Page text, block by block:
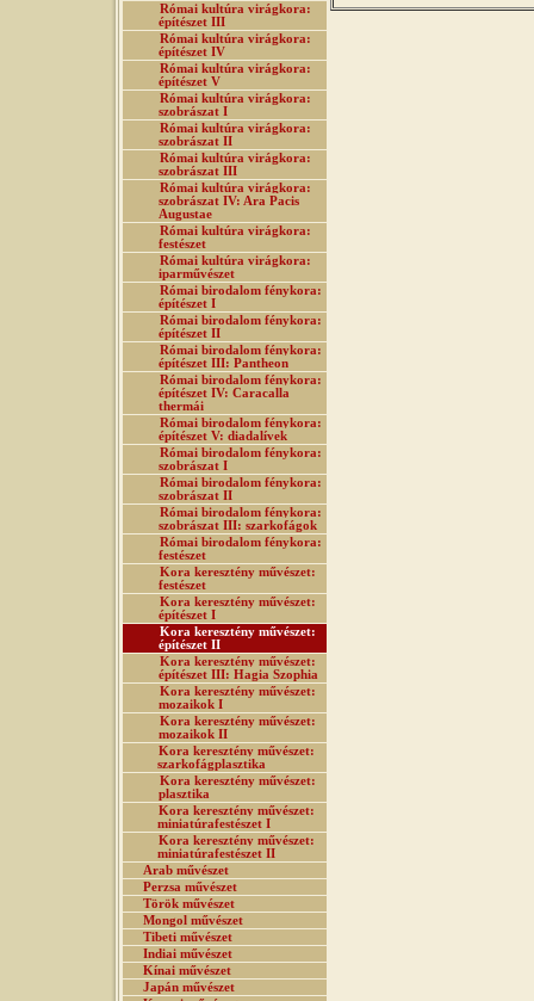
Római kultúra virágkora:
építészet III
Római kultúra virágkora:
építészet IV
Római kultúra virágkora:
építészet V
Római kultúra virágkora:
szobrászat I
Római kultúra virágkora:
szobrászat II
Római kultúra virágkora:
szobrászat III
Római kultúra virágkora:
szobrászat IV: Ara Pacis
Augustae
Római kultúra virágkora:
festészet
Római kultúra virágkora:
iparművészet
Római birodalom fénykora:
építészet I
Római birodalom fénykora:
építészet II
Római birodalom fénykora:
építészet III: Pantheon
Római birodalom fénykora:
építészet IV: Caracalla
thermái
Római birodalom fénykora:
építészet V: diadalívek
Római birodalom fénykora:
szobrászat I
Római birodalom fénykora:
szobrászat II
Római birodalom fénykora:
szobrászat III: szarkofágok
Római birodalom fénykora:
festészet
Kora keresztény művészet:
festészet
Kora keresztény művészet:
építészet I
Kora keresztény művészet:
építészet II
Kora keresztény művészet:
építészet III: Hagia Szophia
Kora keresztény művészet:
mozaikok I
Kora keresztény művészet:
mozaikok II
Kora keresztény művészet:
szarkofágplasztika
Kora keresztény művészet:
plasztika
Kora keresztény művészet:
miniatúrafestészet I
Kora keresztény művészet:
miniatúrafestészet II
Arab művészet
Perzsa művészet
Török művészet
Mongol művészet
Tibeti művészet
Indiai művészet
Kínai művészet
Japán művészet